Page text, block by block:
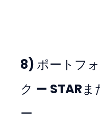
8) ポートフ
ク — STARま
ー